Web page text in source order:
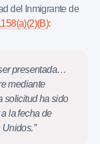
del Inmigrante de
:
presentada…
mediante
solicitud ha sido
la fecha de